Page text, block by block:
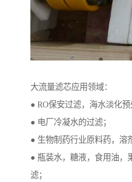
大流量滤芯应用领域：
● RO保安过滤，海水淡化预
● 电厂冷凝水的过滤；
● 生物制药行业原料药，溶
● 瓶装水，糖液，食用油，
滤；